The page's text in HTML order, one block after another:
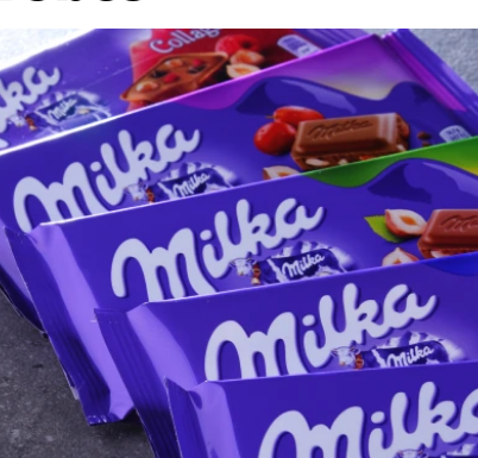
událost? Máte pro nás důležitou
Pošlete nám mail na:
Nejlepší z vás odměníme